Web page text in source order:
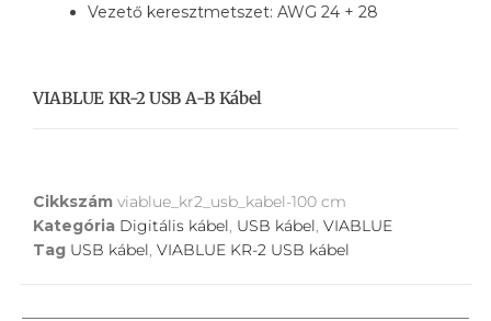
Vezető keresztmetszet: AWG 24 + 28
VIABLUE KR-2 USB A-B Kábel
Cikkszám viablue_kr2_usb_kabel-100 cm
Kategória Digitális kábel, USB kábel, VIABLUE
Tag USB kábel, VIABLUE KR-2 USB kábel